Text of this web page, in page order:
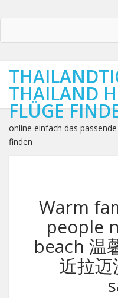
THAILAND
FLÜGE
online einfach das
finden
Warm
people
beach 温
近拉